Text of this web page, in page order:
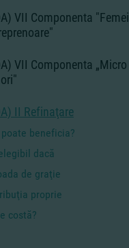
VII Componenta "Femei
VII Componenta „Мicro
II Refinaţare
beneficia?
dacă
de graţie
proprie
costă?